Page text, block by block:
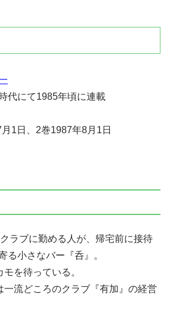
代にて1985年頃に連載
1日、2巻1987年8月1日
ラブに勤める人が、帰宅前に接待
る小さなバー『呑』。
を待っている。
一流どころのクラブ『有加』の経営